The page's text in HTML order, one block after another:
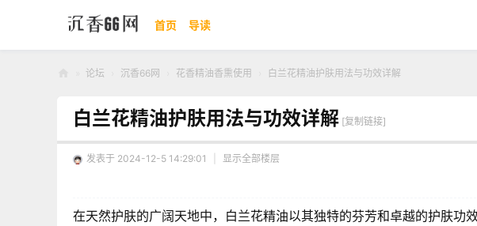
首页 导读
66
论坛 沉香66网 花香精油香熏使用 白兰花精油护肤用法与功效详解
白兰花精油护肤用法与功效详解 [复制链接]
发表于 2024-12-5 14:29:01 显示全部楼层
在天然护肤的广阔天地中，白兰花精油以其独特的芬芳和卓越的护肤功